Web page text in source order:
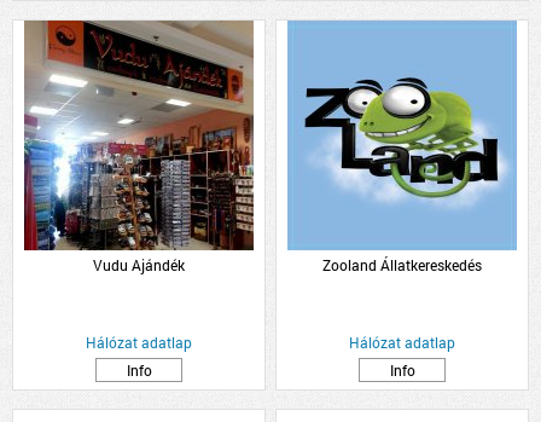
Vudu Ajándék
Hálózat adatlap
Info
Zooland Állatkereskedés
Hálózat adatlap
Info